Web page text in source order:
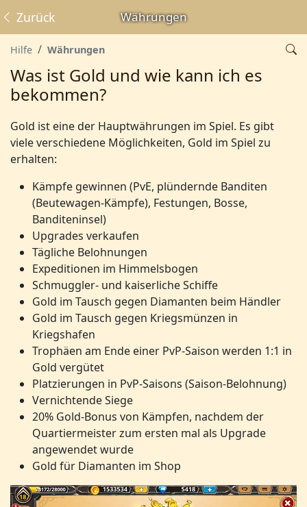
Währungen
Zurück
Hilfe Währungen
Was ist Gold und wie kann ich es
bekommen?
Gold ist eine der Hauptwährungen im Spiel. Es gibt
viele verschiedene Möglichkeiten, Gold im Spiel zu
erhalten:
Kämpfe gewinnen (PvE, plündernde Banditen
(Beutewagen-Kämpfe), Festungen, Bosse,
Banditeninsel)
Upgrades verkaufen
Tägliche Belohnungen
Expeditionen im Himmelsbogen
Schmuggler- und kaiserliche Schiffe
Gold im Tausch gegen Diamanten beim Händler
Gold im Tausch gegen Kriegsmünzen in
Kriegshafen
Trophäen am Ende einer PvP-Saison werden 1:1 in
Gold vergütet
Platzierungen in PvP-Saisons (Saison-Belohnung)
Vernichtende Siege
20% Gold-Bonus von Kämpfen, nachdem der
Quartiermeister zum ersten mal als Upgrade
angewendet wurde
Gold für Diamanten im Shop